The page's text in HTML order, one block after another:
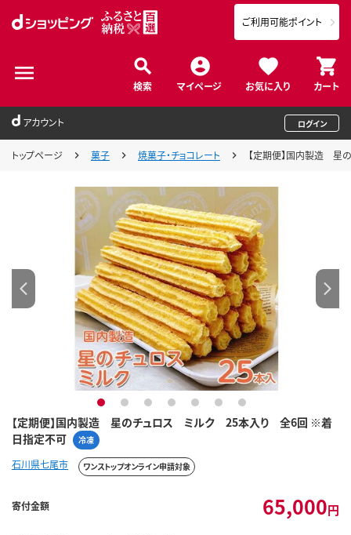
検索 マイページ お気に入り カート
ご利用可能ポイント
アカウント ログイン
トップページ 菓子 焼菓子・チョコレート 【定期便】国内製造
【定期便】国内製造 星のチュロス ミルク 25本入り 全6回 ※着
日指定不可
冷凍
1 2 3 4 5 6 7
石川県七尾市 ワンストップオンライン申請対象
寄付金額 65,000円